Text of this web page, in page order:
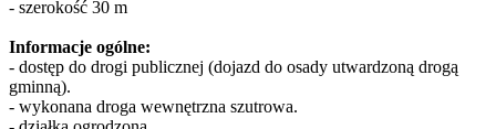
- szerokość 30 m
Informacje ogólne:
- dostęp do drogi publicznej (dojazd do osady utwardzoną drogą
gminną).
- wykonana droga wewnętrzna szutrowa.